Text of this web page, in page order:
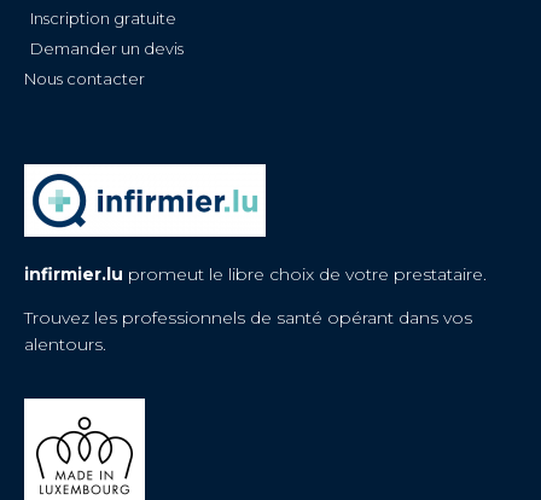
Inscription gratuite
Demander un devis
Nous contacter
infirmier.lu promeut le libre choix de votre prestataire.
Trouvez les professionnels de santé opérant dans vos
alentours.